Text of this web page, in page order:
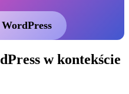
w kontekście